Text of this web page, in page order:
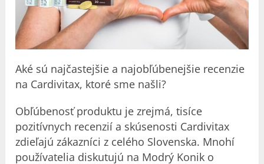
Aké sú najčastejšie a najobľúbenejšie recenzie
na Cardivitax, ktoré sme našli?
Obľúbenosť produktu je zrejmá, tisíce
pozitívnych recenzií a skúsenosti Cardivitax
zdieľajú zákazníci z celého Slovenska. Mnohí
používatelia diskutujú na Modrý Konik o